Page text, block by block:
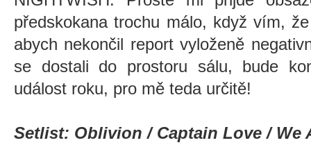
předskokana trochu málo, když vím,
abych nekončil report vyloženě
se dostali do prostoru sálu, bude
událost roku, pro mě teda určitě!
Setlist: Oblivion / Captain Love / We